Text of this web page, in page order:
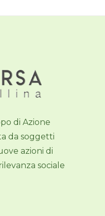
di Azione
da soggetti
azioni di
sociale